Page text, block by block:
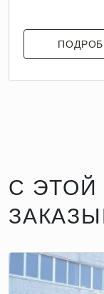
С ЭТОЙ